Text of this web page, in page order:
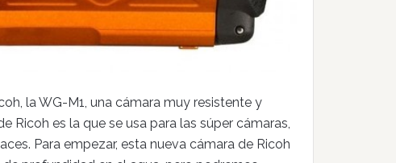
la WG-M1, una cámara muy resistente y
Ricoh es la que se usa para las súper cámaras,
Para empezar, esta nueva cámara de Ricoh